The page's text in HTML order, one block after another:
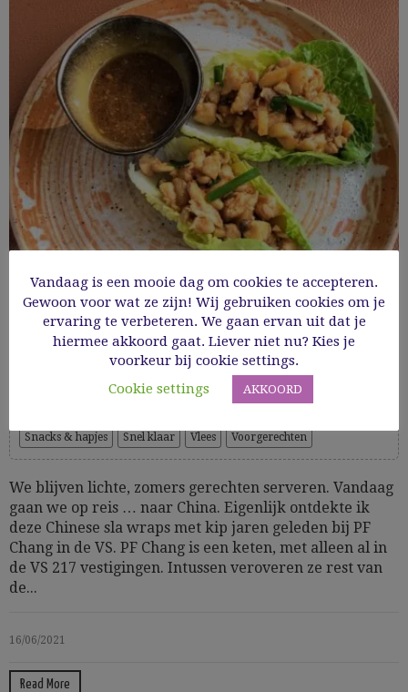
Chinese sla wraps met kip
Gevogelte
Gezond
Groenten GV Hapjes en snacks
GV voorgerechten
Snacks & hapjes
Snel klaar Vlees Voorgerechten
We blijven lichte, zomers gerechten serveren. Vandaag
gaan we op reis … naar China. Eigenlijk ontdekte ik
deze Chinese sla wraps met kip jaren geleden bij PF
Chang in de VS. PF Chang is een keten, met alleen al in
de VS 217 vestigingen. Intussen veroveren ze rest van
de...
16/06/2021
Read More
Vandaag is een mooie dag om cookies te accepteren.
Gewoon voor wat ze zijn! Wij gebruiken cookies om je
ervaring te verbeteren. We gaan ervan uit dat je
hiermee akkoord gaat. Liever niet nu? Kies je
voorkeur bij cookie settings.
Cookie settings
AKKOORD